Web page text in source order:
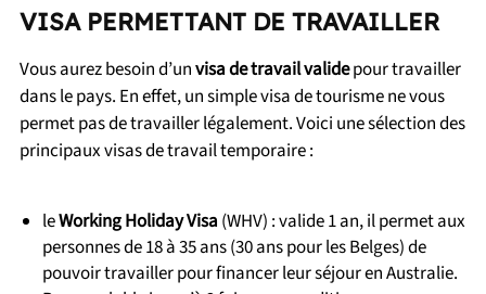
VISA PERMETTANT DE TRAVAILLER
Vous aurez besoin d’unvisa de travail validepour travailler
dans le pays. En effet, un simple visa de tourisme ne vous
permet pas de travailler légalement. Voici une sélection des
principaux visas de travail temporaire :
leWorking Holiday Visa (WHV) : valide 1 an, il permet aux
personnes de 18 à 35 ans (30 ans pour les Belges) de
pouvoir travailler pour financer leur séjour en Australie.